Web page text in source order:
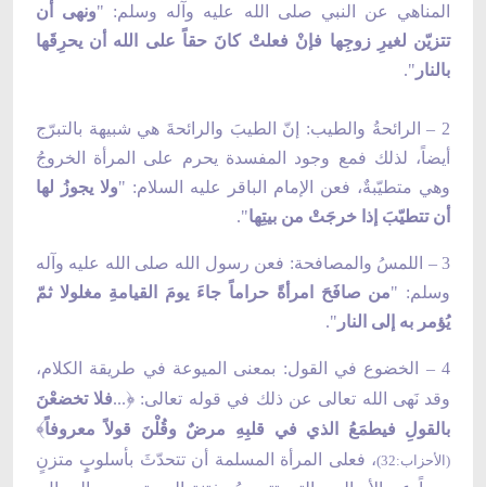
المناهي عن النبي صلى الله عليه وآله وسلم: "ونهى أن
تتزيّن لغيرِ زوجِها فإنْ فعلتْ كانَ حقاً على الله أن يحرِقَها
بالنار ".
2 – الرائحةُ والطيب: إنّ الطيبَ والرائحةَ هي شبيهة بالتبرّج
أيضاً، لذلك فمع وجود المفسدة يحرم على المرأة الخروجُ
وهي متطيّبةٌ، فعن الإمام الباقر عليه السلام: "ولا يجوزُ لها
أن تتطيّبَ إذا خرجَتْ من بيتِها".
3 – اللمسُ والمصافحة: فعن رسول الله صلى الله عليه وآله
وسلم: "من صافَحَ امرأةً حراماً جاءَ يومَ القيامةِ مغلولا ثمّ
يُؤمر به إلى النار ".
4 – الخضوع في القول: بمعنى الميوعة في طريقة الكلام،
وقد نَهى الله تعالى عن ذلك في قوله تعالى: ﴿...فلا تخضعْنَ
بالقولِ فيطمَعُ الذي في قلبِهِ مرضٌ وقُلْنَ قولاً معروفاً﴾
(الأحزاب:32)
، فعلى المرأة المسلمة أن تتحدّثَ بأسلوبٍٍ متزنٍ